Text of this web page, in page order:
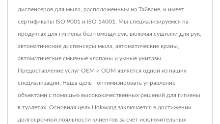
диспенсеров для мыла, расположенным на Тайване, и имеет
сертификаты ISO 9001 и ISO 14001. Мы специализируемся на
продуктах для гигиены без помощи рук, включая сушилки для рук,
автоматические диспенсеры мыла, автоматические краны,
автоматические смывные клапаны и умные унитазы.
Предоставление услуг OEM и ODM является одной из наших
специализаций. Наша цель - оптимизировать управление
объектами с помощью высококачественных решений для гигиены
в туалетах. Основная цель Hokwang заключается в достижении
долгосрочной лояльности клиентов за счет исключительных